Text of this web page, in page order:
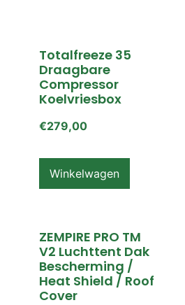
Totalfreeze 35
Draagbare
Compressor
Koelvriesbox
€279,00
Winkelwagen
ZEMPIRE PRO TM
V2 Luchttent Dak
Bescherming /
Heat Shield / Roof
Cover